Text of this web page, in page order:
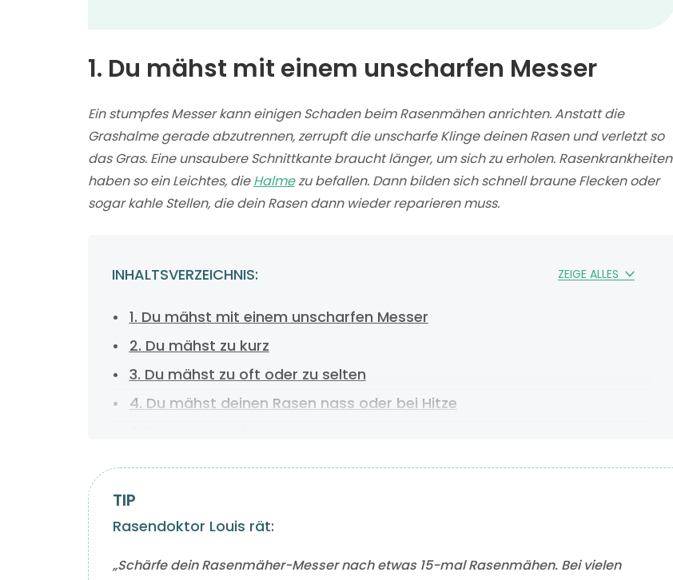
1. Du mähst mit einem unscharfen Messer
Ein stumpfes Messer kann einigen Schaden beim Rasenmähen anrichten. Anstatt die
Grashalme gerade abzutrennen, zerrupft die unscharfe Klinge deinen Rasen und verletzt so
das Gras. Eine unsaubere Schnittkante braucht länger, um sich zu erholen. Rasenkrankheiten
haben so ein Leichtes, dieHalmezu befallen. Dann bilden sich schnell braune Flecken oder
sogar kahle Stellen, die dein Rasen dann wieder reparieren muss.
INHALTSVERZEICHNIS: ZEIGE ALLES
1. Du mähst mit einem unscharfen Messer
2. Du mähst zu kurz
3. Du mähst zu oft oder zu selten
4. Du mähst deinen Rasen nass oder bei Hitze
7. Du lässt den Rasenschnitt liegen
Rasendoktor Louis rät:
„Schärfe dein Rasenmäher-Messer nach etwas 15-mal Rasenmähen. Bei vielen